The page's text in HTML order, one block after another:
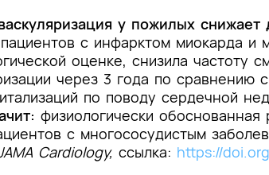
у пожилых снижает
с инфарктом миокарда и
оценке, снизила частоту
через 3 года по сравнению
по поводу сердечной
физиологически
с многососудистым
Cardiology, cсылка: https://